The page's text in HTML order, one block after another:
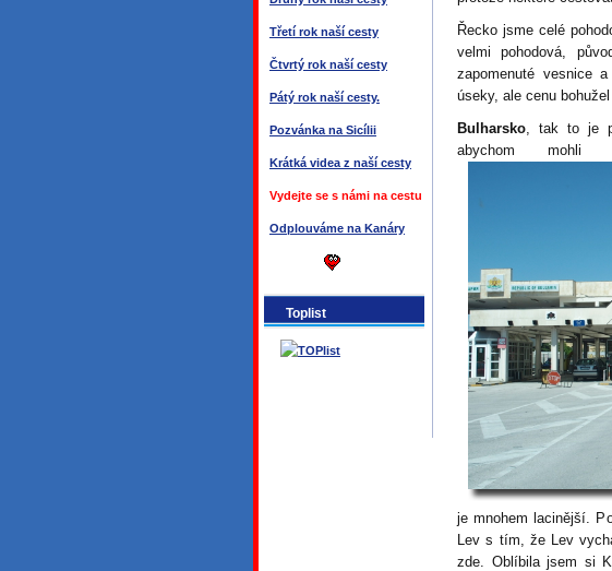
Třetí rok naší cesty
Čtvrtý rok naší cesty
Pátý rok naší cesty.
Pozvánka na Sicílii
Krátká videa z naší cesty
Vydejte se s námi na cestu
Odplouváme na Kanáry
Toplist
Řecko jsme celé
velmi pohodová,
zapomenuté vesnice
úseky, ale cenu
Bulharsko, tak to je
abychom
je mnohem lacinější.
Lev s tím, že Lev
zde. Oblíbila jsem si